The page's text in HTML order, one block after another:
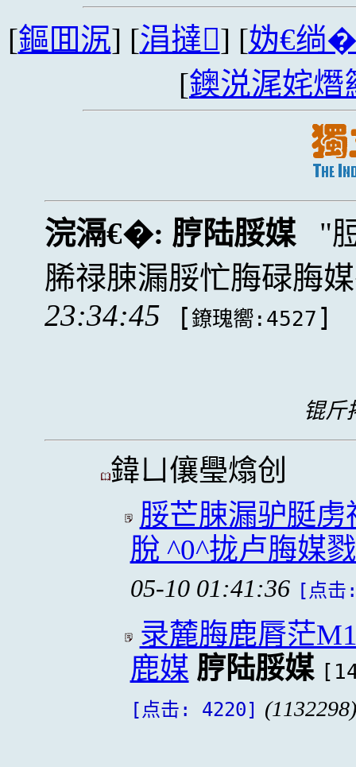
[鏂囬泦] [涓撻] [妫€绱
[鐭涚浘姹熸
浣滆€�: 脝陆脮媒
脪禄脨漏脮忙脢碌脢
23:34:45
[鐐瑰嚮:4527 ]
锟斤
鍏ㄩ儴璺熻创
脮芒脨漏驴脡
脫 ^0^拢卢脢媒
05-10 01:41:36 [点
录麓脢鹿脣茫
鹿媒 脝陆脮媒
[点击: 4220] (1132298)